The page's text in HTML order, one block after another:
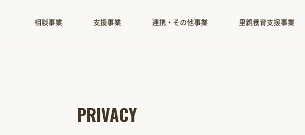
相談事業 支援事業 連携・その他事業 里親養育支援事業
PRIVACY